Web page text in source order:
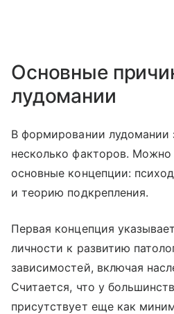
Основные
лудомании
В формировании лудомании
несколько факторов.
основные концепции:
и теорию подкрепления.
Первая концепция
личности к развитию
зависимостей, включая
Считается, что у
присутствует еще как